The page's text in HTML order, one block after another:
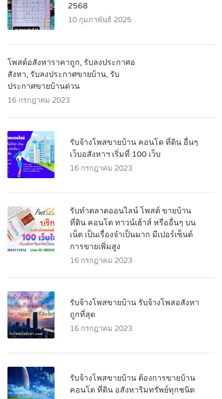
2568
10 กุมภาพันธ์ 2025
โพสต์อสังหาราคาถูก, รับลงประกาศอ
สังหา, รับลงประกาศขายบ้าน, รับ
ประกาศขายบ้านด่วน
16 กรกฎาคม 2023
รับจ้างโพสขายบ้าน คอนโด ที่ดิน อื่นๆ
เว็บอสังหาฯ เริ่มที่ 100 เว็บ
16 กรกฎาคม 2023
รับทำตลาดออนไลน์ โพสต์ ขายบ้าน
ที่ดิน คอนโด ทาวน์เฮ้าส์ หรืออื่นๆ บน
เน็ต เป็นเรื่องจำเป็นมาก มีเปอร์เซ็นต์
การขายเพิ่มสูง
16 กรกฎาคม 2023
รับจ้างโพสขายบ้าน รับจ้างโพสอสังหา
ถูกที่สุด
16 กรกฎาคม 2023
รับจ้างโพสขายบ้าน ต้องการขายบ้าน
คอนโด ที่ดิน อสังหาริมทรัพย์ทุกชนิด